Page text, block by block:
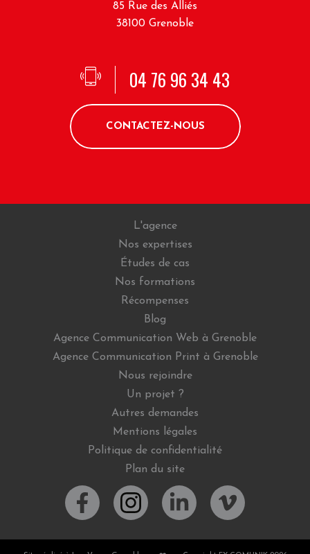
85 Rue des Alliés
38100 Grenoble
04 76 96 34 43
CONTACTEZ-NOUS
L'agence
Nos expertises
Études de cas
Nos formations
Récompenses
Blog
Agence Communication Web à Grenoble
Agence Communication Print à Grenoble
Nous rejoindre
Un projet ?
Autres demandes
Mentions légales
Politique de confidentialité
Plan du site